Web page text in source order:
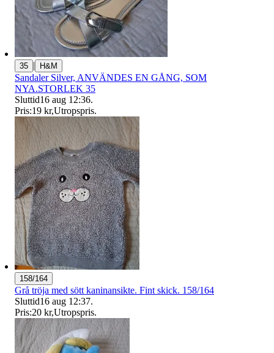
35 | H&M
Sandaler Silver, ANVÄNDES EN GÅNG, SOM
NYA.STORLEK 35
Sluttid16 aug 12:36.
Pris:19 kr,Utropspris.
158/164
Grå tröja med sött kaninansikte. Fint skick. 158/164
Sluttid16 aug 12:37.
Pris:20 kr,Utropspris.